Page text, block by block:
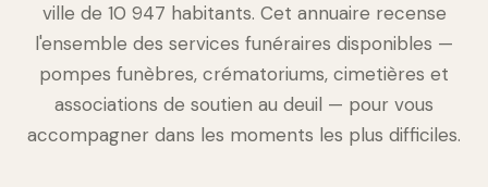
ville de 10 947 habitants. Cet annuaire recense
l'ensemble des services funéraires disponibles —
pompes funèbres, crématoriums, cimetières et
associations de soutien au deuil — pour vous
accompagner dans les moments les plus difficiles.